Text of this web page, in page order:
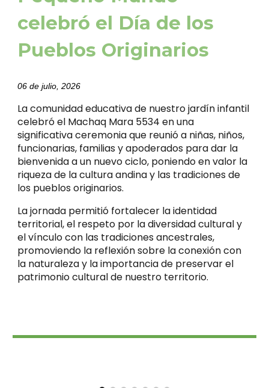
celebró el Día de los
Pueblos Originarios
06 de julio, 2026
La comunidad educativa de nuestro jardín infantil
celebró el Machaq Mara 5534 en una
significativa ceremonia que reunió a niñas, niños,
funcionarias, familias y apoderados para dar la
bienvenida a un nuevo ciclo, poniendo en valor la
riqueza de la cultura andina y las tradiciones de
los pueblos originarios.
La jornada permitió fortalecer la identidad
territorial, el respeto por la diversidad cultural y
el vínculo con las tradiciones ancestrales,
promoviendo la reflexión sobre la conexión con
la naturaleza y la importancia de preservar el
patrimonio cultural de nuestro territorio.